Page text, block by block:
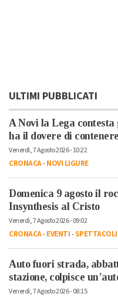
ULTIMI PUBBLICATI
A Novi la Lega
ha il dovere di
Venerdì, 7 Agosto 2026 - 10:22
CRONACA-NOVI LIGURE
Domenica 9 agosto il
Insynthesis al Cristo
Venerdì, 7 Agosto 2026 - 09:02
CRONACA-EVENTI-SPETTACOLI
Auto fuori strada,
stazione, colpisce
Venerdì, 7 Agosto 2026 - 08:15